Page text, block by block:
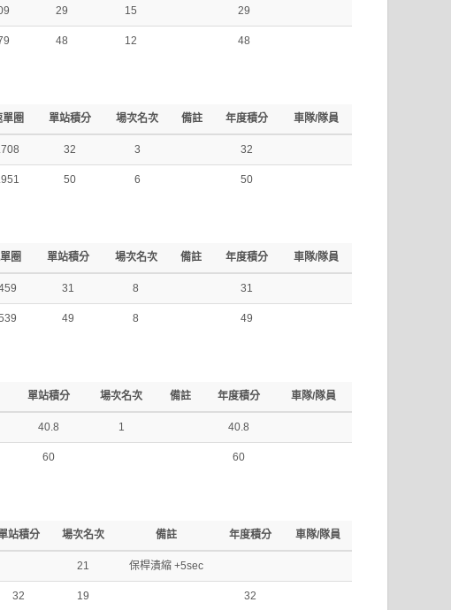
29 15 29
48 12 48
圈 單站積分 場次名次 備註 年度積分 車隊/隊員
32 3 32
50 6 50
圈 單站積分 場次名次 備註 年度積分 車隊/隊員
31 8 31
49 8 49
單站積分 場次名次 備註 年度積分 車隊/隊員
40.8 1 40.8
60 60
站積分 場次名次 備註 年度積分 車隊/隊員
21 保桿潰縮 +5sec
32 19 32